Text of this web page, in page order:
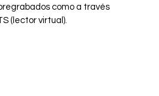
como a través
(lector virtual).